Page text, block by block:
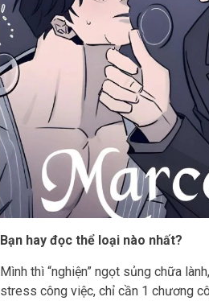
Bạn hay đọc thể loại nào nhất?
Mình thì “nghiện” ngọt sủng chữa
stress công việc, chỉ cần 1 chương